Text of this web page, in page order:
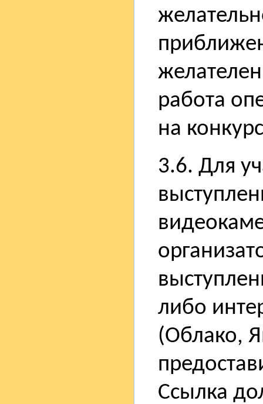
работа
на
3.6. Для
либо
(Облако,
Ссылка